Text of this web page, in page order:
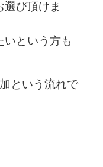
選び頂けま
という方も
という流れで